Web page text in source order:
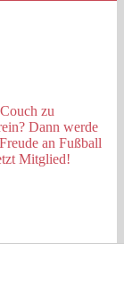
zu
Dann werde
an Fußball
Mitglied!